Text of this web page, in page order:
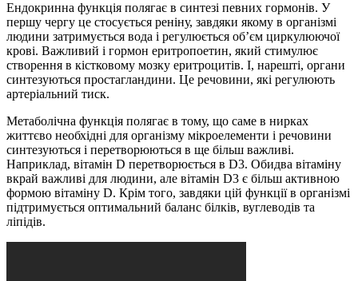
Ендокринна функція полягає в синтезі певних гормонів. У
першу чергу це стосується реніну, завдяки якому в організмі
людини затримується вода і регулюється об’єм циркулюючої
крові. Важливий і гормон еритропоетин, який стимулює
створення в кістковому мозку еритроцитів. І, нарешті, органи
синтезуються простагландини. Це речовини, які регулюють
артеріальний тиск.
Метаболічна функція полягає в тому, що саме в нирках
життєво необхідні для організму мікроелементи і речовини
синтезуються і перетворюються в ще більш важливі.
Наприклад, вітамін D перетворюється в D3. Обидва вітаміну
вкрай важливі для людини, але вітамін D3 є більш активною
формою вітаміну D. Крім того, завдяки цій функції в організмі
підтримується оптимальний баланс білків, вуглеводів та
ліпідів.